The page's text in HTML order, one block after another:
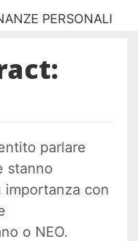
PERSONALI
parlare
stanno
importanza con
o NEO.